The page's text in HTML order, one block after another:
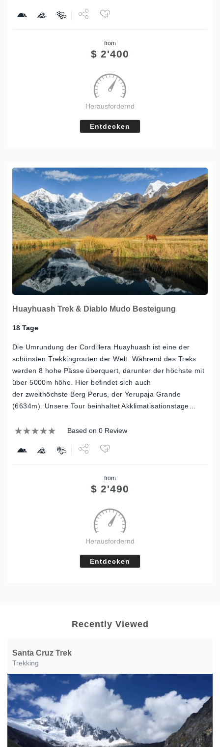
Tweet
from
$ 2'400
Herausfordernd
Entdecken
Huayhuash Trek & Diablo Mudo Besteigung
18 Tage
Die Umrundung der Cordillera Huayhuash ist eine der
schönsten Trekkingrouten der Welt. Während des Treks
werden 8 hohe Pässe überquert, darunter der höchste mit
über 5000m höhe. Hier befindet sich auch
der zweithöchste Berg Perus, der Yerupaja Grande
(6634m). Unsere Tour beinhaltet Akklimatisationstage…
Based on 0 Review
Tweet
from
$ 2'490
Herausfordernd
Entdecken
Recently Viewed
Santa Cruz Trek
Trekking